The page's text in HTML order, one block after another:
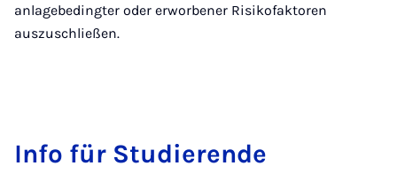
anlagebedingter oder erworbener Risikofaktoren
auszuschließen.
In­fo für Stu­die­ren­de